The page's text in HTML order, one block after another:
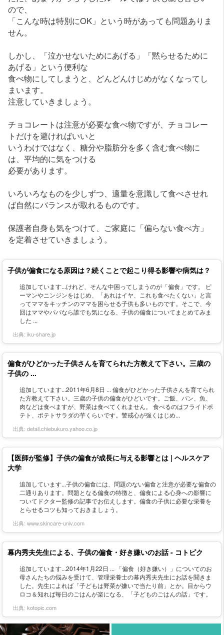
ので、
「こんな時は特別にOK」という時があっても問題ありま
せん。
しかし、「泣かせないためにあげる」「黙らせるために
あげる」という便利な
食べ物にしてしまうと、どんどんけじめがなくなってし
まいます。
注意していきましょう。
チョコレートは注意が必要な食べ物ですが、チョコレー
トだけを避ければいいと
いうわけではなく、糖分や脂肪分を多く含む食べ物に
は、平均的に気をつける
必要があります。
いろいろなものを少しずつ、適量を意識して食べさせれ
ば自然にバランスが取れるものです。
保護者自身も気をつけて、ご家庭に「偏らない食べ方」
を定着させていきましょう。
子供が偏食になる原因は？続くことで起こり得る影響や病気は？
追加しています...けれど、そんな中困ってしまうのが「偏食」です。 ピ
ーマンやニンジンをはじめ、「あれはイヤ、これも食べたくない」と言
ってママをキッチンのママを困らせる子供も多いものです。そこで、今
回はママやパパなら誰でも気になる、子供の偏食についてまとめてみま
した ...
出典: iku-share.jp
偏食がひどかった子供さんを育てられた方教えて下さい。三歳の
子供の ...
追加しています...2011年6月8日 ... 偏食がひどかった子供さんを育てられ
た方教えて下さい。三歳の子供の偏食がひどいです。ご飯、パン、魚、
肉などは食べますが、野菜は食べてくれません。 食べるのはフライドポ
テト、ポテトサラダの芋くらいです。警戒心が強くはじめ...
出典: detail.chiebukuro.yahoo.co.jp
【医師が監修】子供の偏食が成長に与える影響とは | ヘルスケア
大学
追加しています...子供の偏食には、問題のない偏食と注意が必要な偏食の
二通りあります。問題となる偏食の特徴と、偏食による心身への影響に
ついてドクター監修の記事でお伝えします。偏食の子供に必要な栄養を
とらせるコツも知っておきましょう。
出典: www.skincare-univ.com
幕内秀夫先生による、子供の偏食・好き嫌いのお話 - コトピク
追加しています...2014年1月22日 ... 「偏食（好き嫌い）」についてのお
母さんたちの悩みを受けて、管理栄養士の幕内秀夫先生にお話を聞きま
した。先生によれば「子どもは野菜が嫌いで当たり前」とか。目からウ
ロコ＆知れば毎日のごはんが楽になる、「子どものごはんの話」です。
出典: kotopic.com